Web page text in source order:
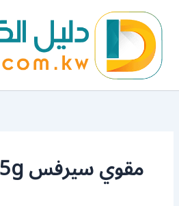
المحتوى
مقوي سيرفس 5g البر